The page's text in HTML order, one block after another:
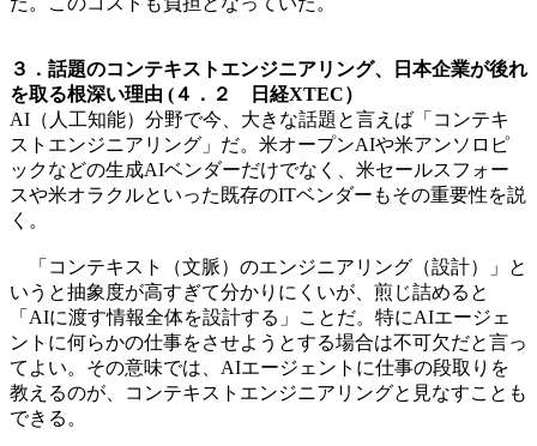
３．話題のコンテキストエンジニアリング、日本企業が後れ
を取る根深い理由 (４．２ 日経XTEC）
AI（人工知能）分野で今、大きな話題と言えば「コンテキ
ストエンジニアリング」だ。米オープンAIや米アンソロピ
ックなどの生成AIベンダーだけでなく、米セールスフォー
スや米オラクルといった既存のITベンダーもその重要性を説
く。
「コンテキスト（文脈）のエンジニアリング（設計）」と
いうと抽象度が高すぎて分かりにくいが、煎じ詰めると
「AIに渡す情報全体を設計する」ことだ。特にAIエージェ
ントに何らかの仕事をさせようとする場合は不可欠だと言っ
てよい。その意味では、AIエージェントに仕事の段取りを
教えるのが、コンテキストエンジニアリングと見なすことも
できる。